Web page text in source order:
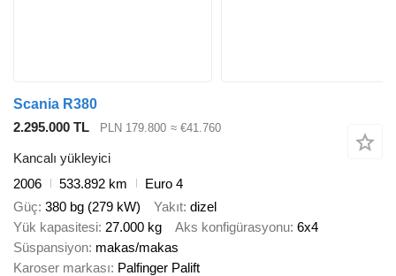
Scania R380
2.295.000 TL
PLN 179.800 ≈ €41.760
Kancalı yükleyici
2006
533.892 km
Euro 4
Güç 380 bg (279 kW) Yakıt dizel
Yük kapasitesi 27.000 kg Aks konfigürasyonu 6x4
Süspansiyon makas/makas
Karoser markası Palfinger Palift